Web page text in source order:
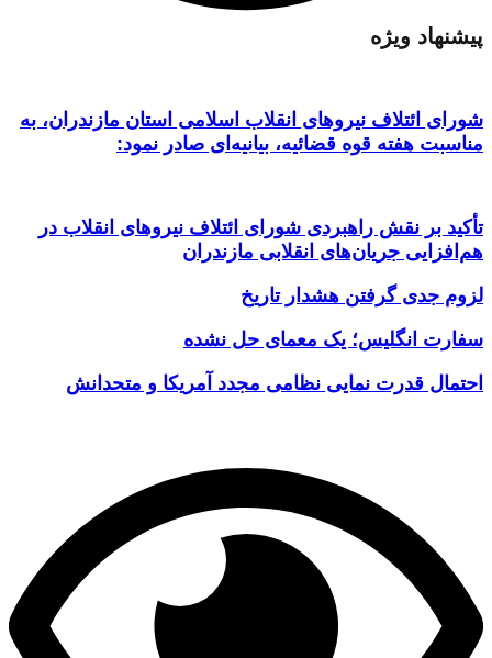
پیشنهاد ویژه
شورای ائتلاف نیروهای انقلاب اسلامی استان مازندران، به
مناسبت هفته قوه قضائیه، بیانیه‌ای صادر نمود:
تأکید بر نقش راهبردی شورای ائتلاف نیروهای انقلاب در
هم‌افزایی جریان‌های انقلابی مازندران
لزوم جدی گرفتن هشدار تاریخ
سفارت انگلیس؛ یک معمای حل نشده
احتمال قدرت نمایی نظامی مجدد آمریکا و متحدانش